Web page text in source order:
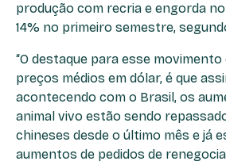
produção com recria e engorda
14% no primeiro semestre,
“O destaque para esse
preços médios em dólar, é que
acontecendo com o Brasil, os
animal vivo estão sendo
chineses desde o último mês e já
aumentos de pedidos de